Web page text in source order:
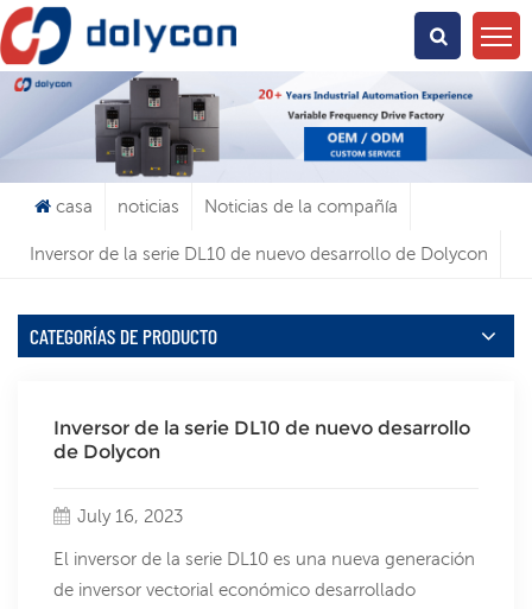
¿Qué Buscas?
casa noticias Noticias de la compañía
Inversor de la serie DL10 de nuevo desarrollo de Dolycon
CATEGORÍAS DE PRODUCTO
Inversor de la serie DL10 de nuevo desarrollo
de Dolycon
July 16, 2023
El inversor de la serie DL10 es una nueva generación
de inversor vectorial económico desarrollado